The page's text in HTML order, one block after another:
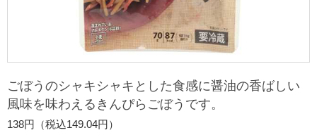
セブンプレミアム
食の安全・安心への取組み
ギフト
プリペイドカード・金券
マルチコピー機でできること
マルチコピー機でできることトップ
コピー
プリント
便利なサービス
宅配便
切手・はがき・印紙
チケットサービス
セブンチケット
セブン‐イレブンでお受取り
ニュースリリース
企業理念
会社概要
サステナビリティ
サステナビリティトップ
セブン＆アイ・ホールディングスの重点課題
サステナビリティ活動基本方針
加盟店オーナー募集 物件募集・購入
ごぼうのシャキシャキとした食感に醤油の香ばしい
風味を味わえるきんぴらごぼうです。
138円（税込149.04円）